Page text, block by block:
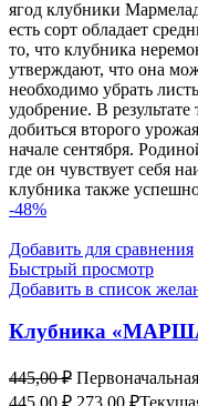
ягод клубники
есть сорт обладает
то, что клубника
утверждают, что она
необходимо убрать
удобрение. В
добиться второго
начале сентября.
где он чувствует себя
клубника также
-48%
Добавить для сравнения
Быстрый просмотр
Добавить в список
Клубника
445,00₽